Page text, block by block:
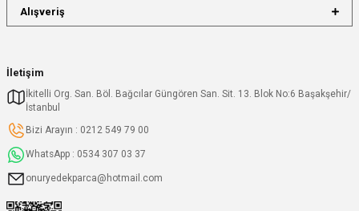
İletişim
İkitelli Org. San. Böl. Bağcılar Güngören San. Sit. 13. Blok No:6 Başakşehir/
İstanbul
Bizi Arayın : 0212 549 79 00
WhatsApp : 0534 307 03 37
onuryedekparca@hotmail.com
Alışveriş